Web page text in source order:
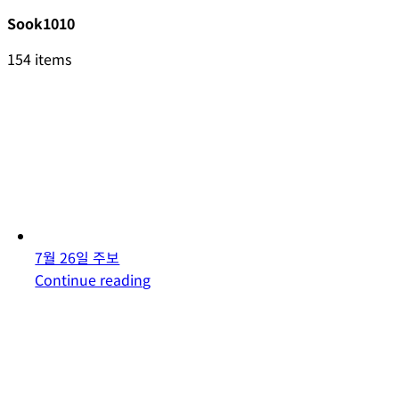
Sook1010
154 items
7월 26일 주보
Continue reading